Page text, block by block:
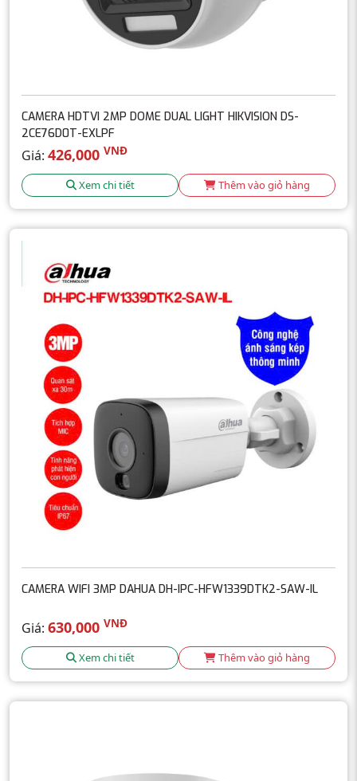
CAMERA HDTVI 2MP DOME DUAL LIGHT HIKVISION DS-
2CE76D0T-EXLPF
Giá: 426,000 VNĐ
Xem chi tiết Thêm vào giỏ hàng
CAMERA WIFI 3MP DAHUA DH-IPC-HFW1339DTK2-SAW-IL
Giá: 630,000 VNĐ
Xem chi tiết Thêm vào giỏ hàng